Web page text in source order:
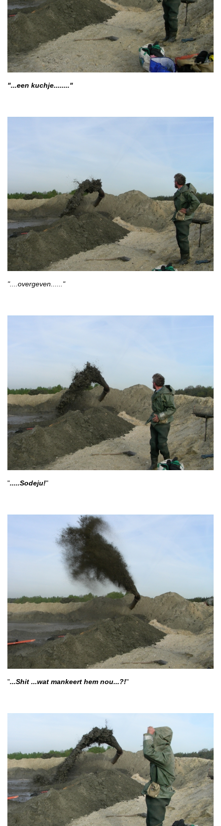
"...een kuchje........"
"....overgeven......"
".....Sodeju!"
"...Shit ...wat mankeert hem nou...?!"